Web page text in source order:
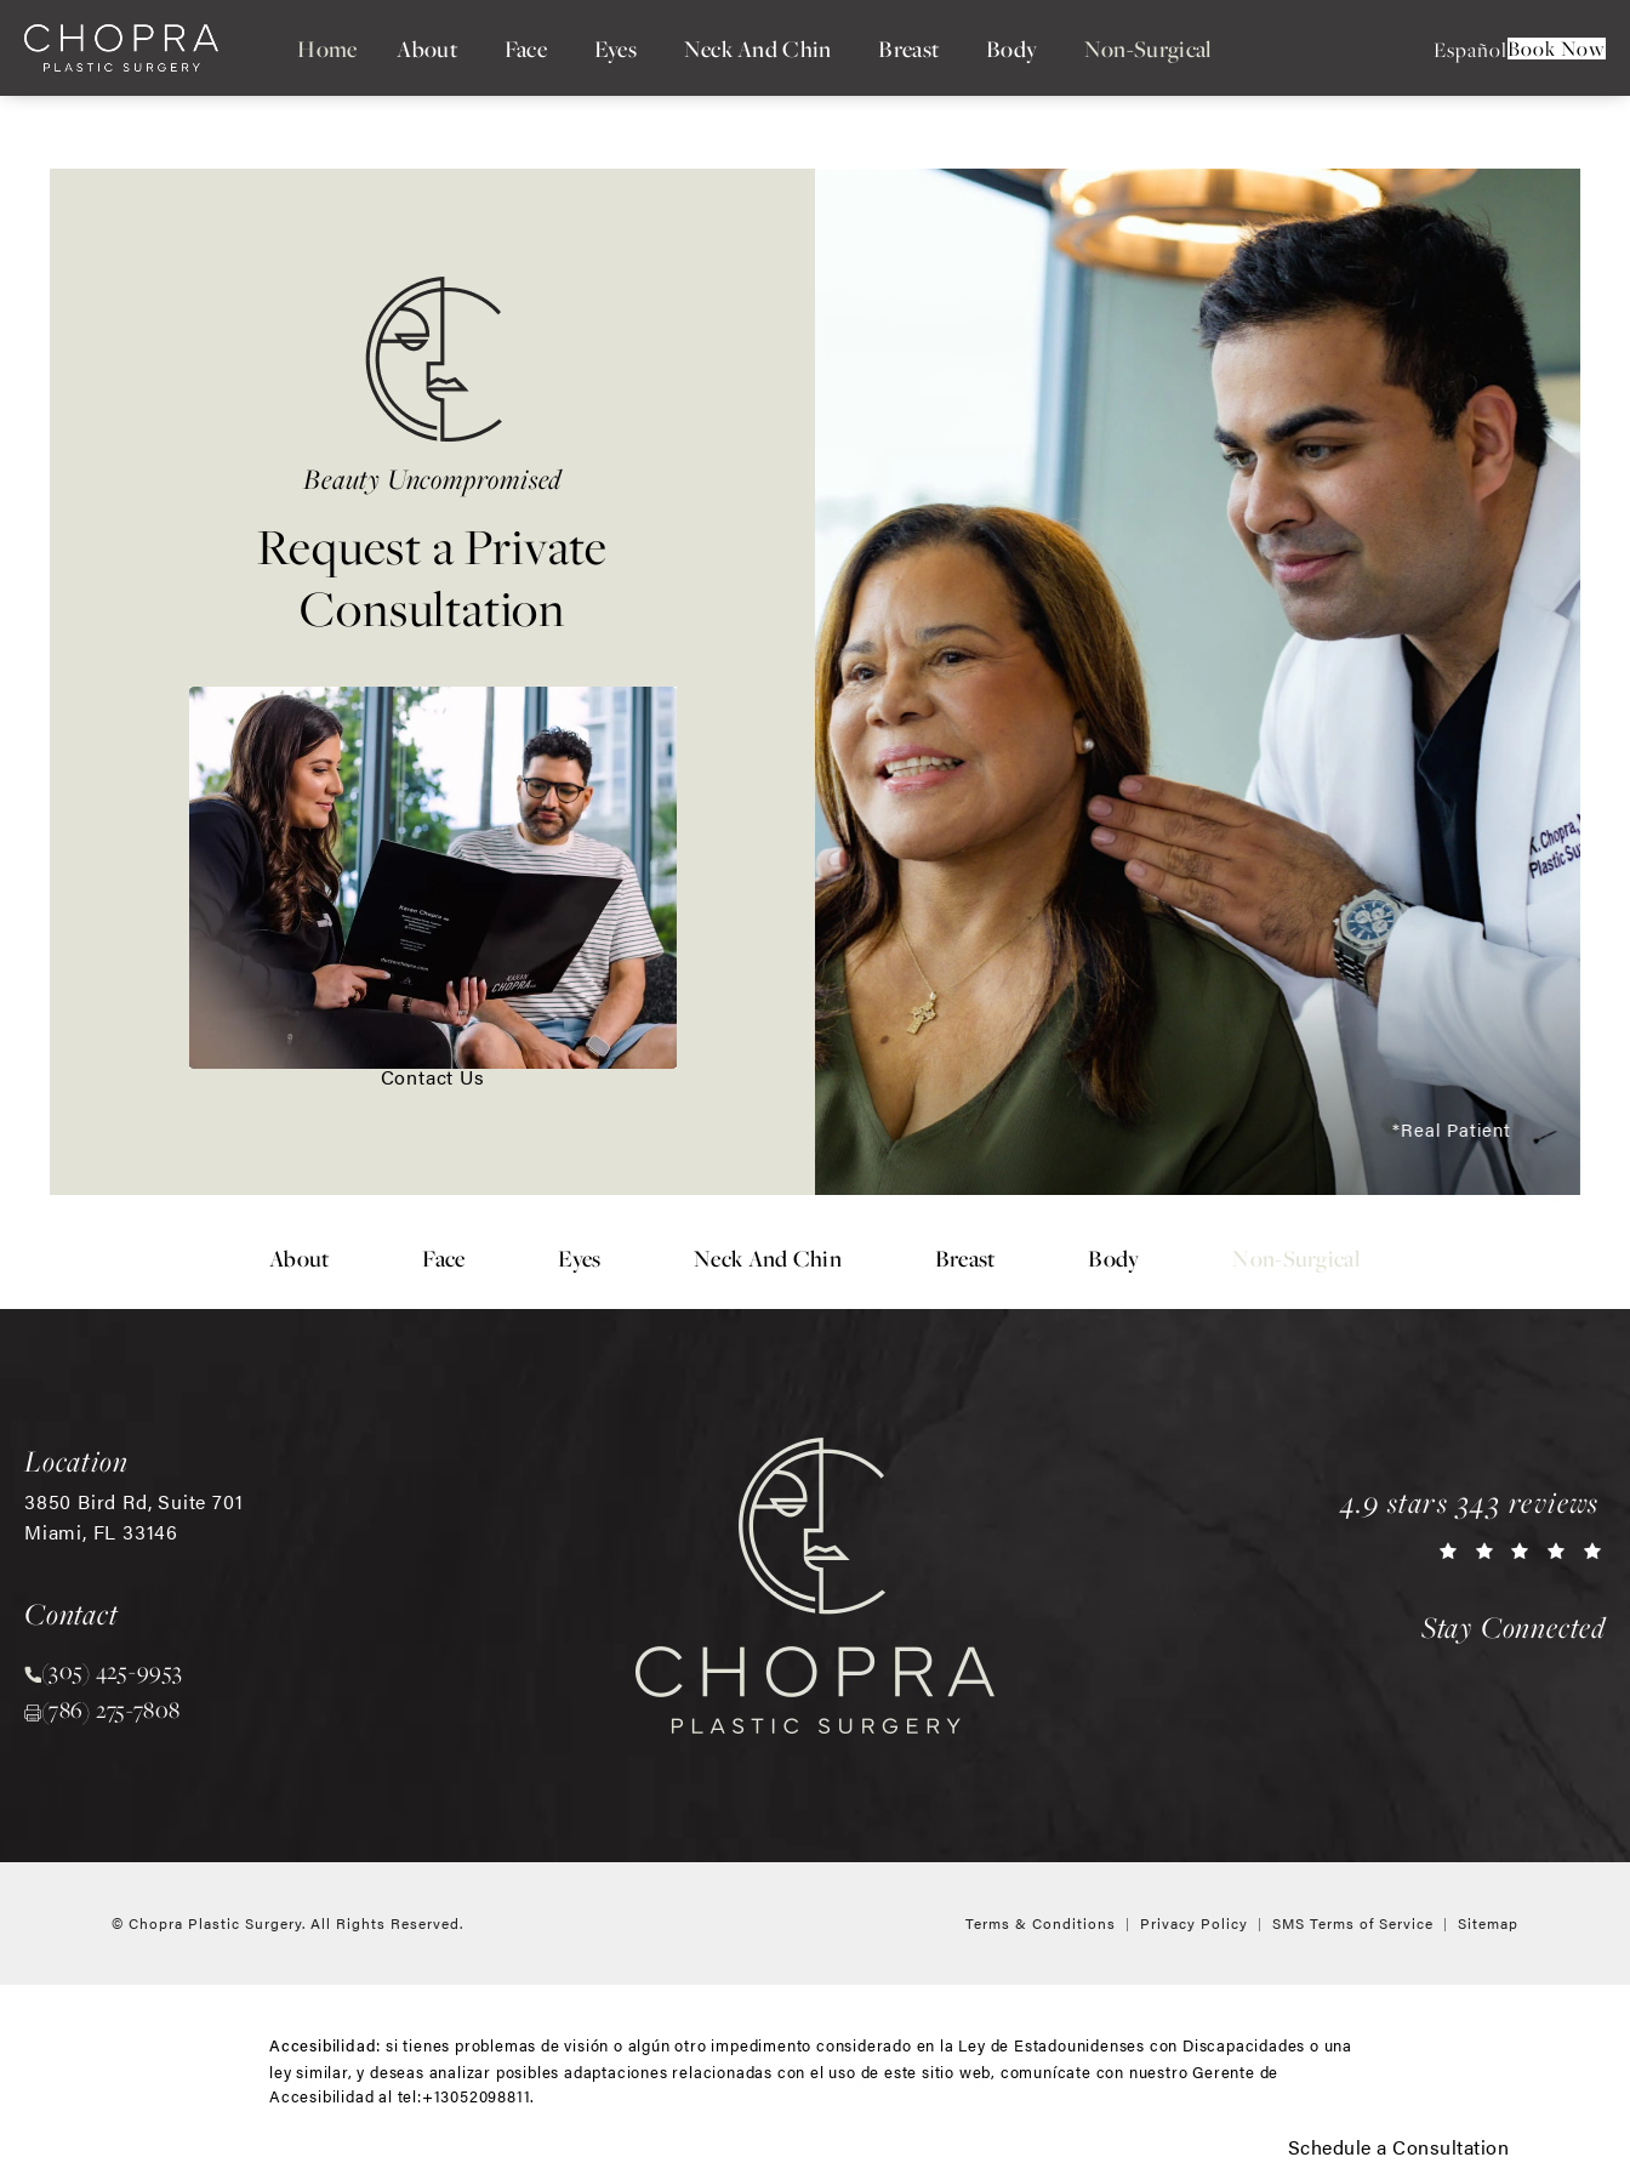
Home About Face Eyes Neck And Chin Breast Body Non-Surgical EspañolBook Now
Beauty Uncompromised
Request a Private
Consultation
Contact Us
*Real Patient
About Face Eyes Neck And Chin Breast Body Non-Surgical
Location
3850 Bird Rd, Suite 701
Miami, FL 33146
Contact
Call Chopra Plastic Surgery on the phone at
(305) 425-9953
(786) 275-7808
chopra plastic surgery
4.9 stars 343 reviews
Stay Connected
© Chopra Plastic Surgery. All Rights Reserved. Terms & Conditions Privacy Policy SMS Terms of Service Sitemap
Accesibilidad: si tienes problemas de visión o algún otro impedimento considerado en la Ley de Estadounidenses con Discapacidades o una
ley similar, y deseas analizar posibles adaptaciones relacionadas con el uso de este sitio web, comunícate con nuestro Gerente de
Accesibilidad al tel:+13052098811.
Schedule a Consultation